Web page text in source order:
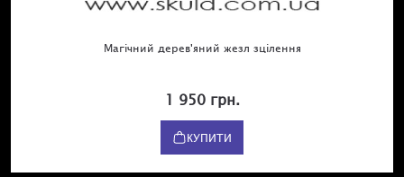
Магічний дерев'яний жезл зцілення
1 950 грн.
КУПИТИ